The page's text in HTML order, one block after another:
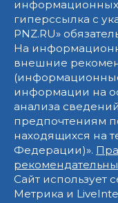
информационных
гиперссылка с
PNZ.RU»
На
внешние
информации на
анализа
предпочтениям
находящихся на
Федерации)».
Сайт использует
Метрика и